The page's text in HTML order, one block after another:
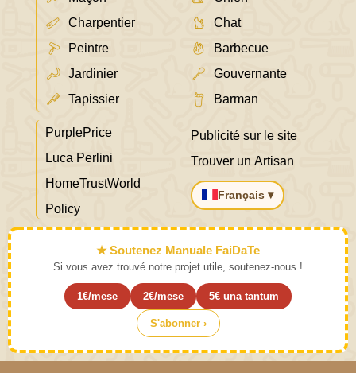
Charpentier
Peintre
Jardinier
Tapissier
Chat
Barbecue
Gouvernante
Barman
PurplePrice
Luca Perlini
HomeTrustWorld
Policy
Publicité sur le site
Trouver un Artisan
Français ▾
★ Soutenez Manuale FaiDaTe
Si vous avez trouvé notre projet utile, soutenez-nous !
1€/mese 2€/mese 5€ una tantum
S'abonner ›